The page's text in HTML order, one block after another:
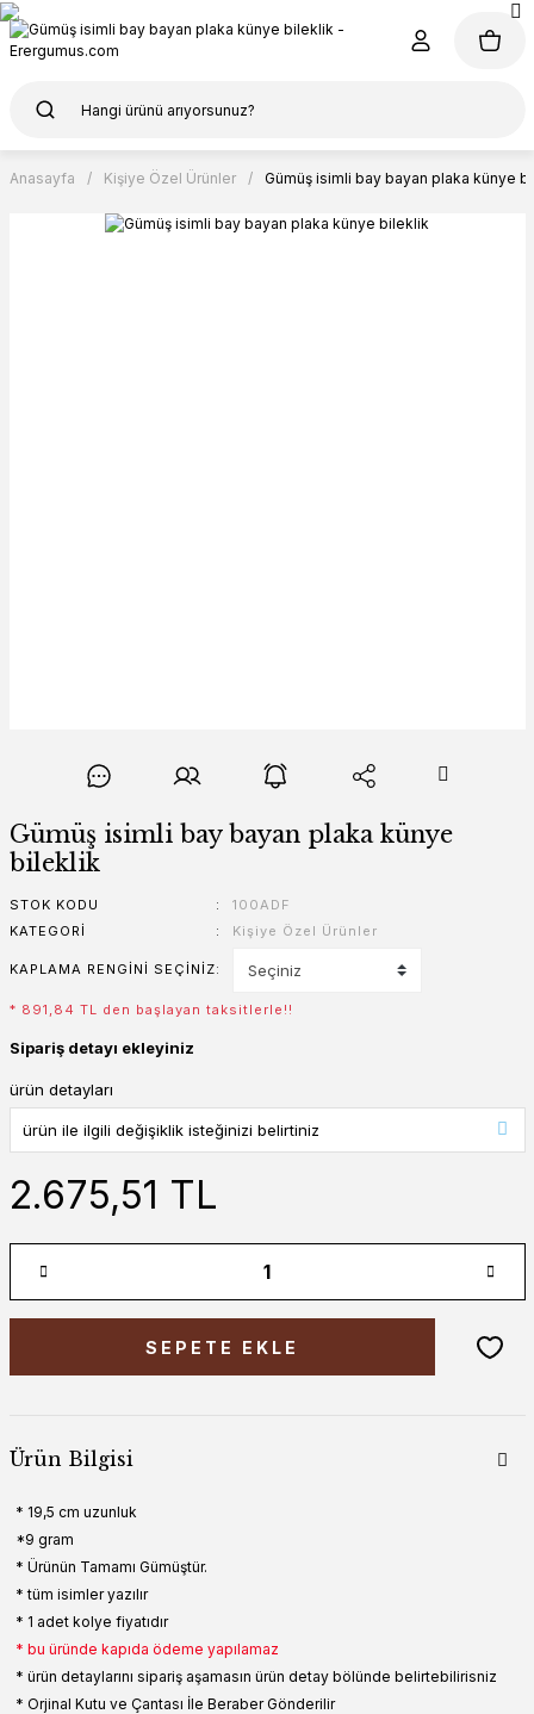
Anasayfa Kişiye Özel Ürünler Gümüş isimli bay bayan plaka künye
Gümüş isimli bay bayan plaka künye
bileklik
STOK KODU
100ADF
KATEGORI
Kişiye Özel Ürünler
KAPLAMA RENGINI SEÇINIZ
* 891,84 TL den başlayan taksitlerle!!
Sipariş detayı ekleyiniz
ürün detayları
2.675,51 TL
SEPETE EKLE
Ürün Bilgisi
* 19,5 cm uzunluk
*9 gram
* Ürünün Tamamı Gümüştür.
* tüm isimler yazılır
* 1 adet kolye fiyatıdır
* bu üründe kapıda ödeme yapılamaz
* ürün detaylarını sipariş aşamasın ürün detay bölünde belirtebilirisniz
* Orjinal Kutu ve Çantası İle Beraber Gönderilir